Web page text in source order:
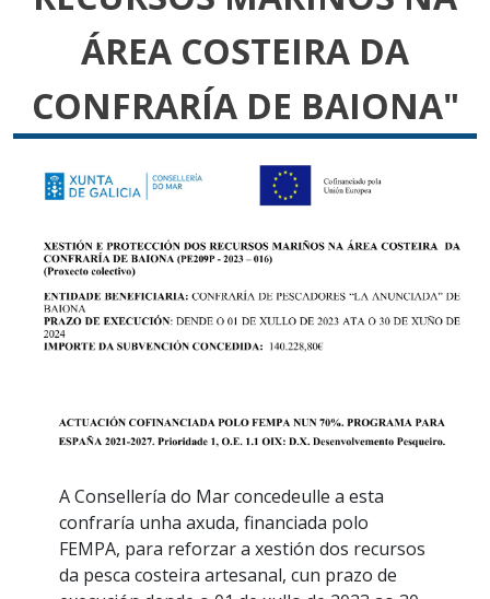
ÁREA COSTEIRA DA
CONFRARÍA DE BAIONA"
A Consellería do Mar concedeulle a esta
confraría unha axuda, financiada polo
FEMPA, para reforzar a xestión dos recursos
da pesca costeira artesanal, cun prazo de